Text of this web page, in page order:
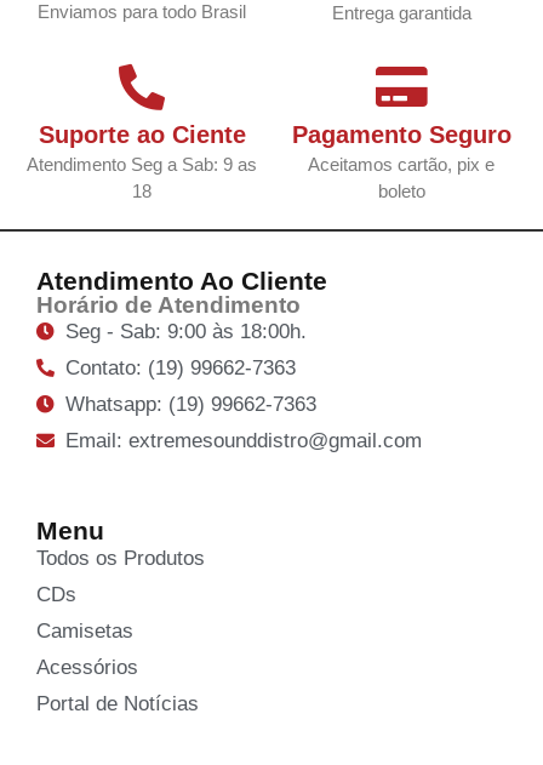
Enviamos para todo Brasil Entrega garantida
Suporte ao Ciente
Atendimento Seg a Sab: 9 as
18
Pagamento Seguro
Aceitamos cartão, pix e
boleto
Atendimento Ao Cliente
Horário de Atendimento
Seg - Sab: 9:00 às 18:00h.
Contato: (19) 99662-7363
Whatsapp: (19) 99662-7363
Email: extremesounddistro@gmail.com
Menu
Todos os Produtos
CDs
Camisetas
Acessórios
Portal de Notícias